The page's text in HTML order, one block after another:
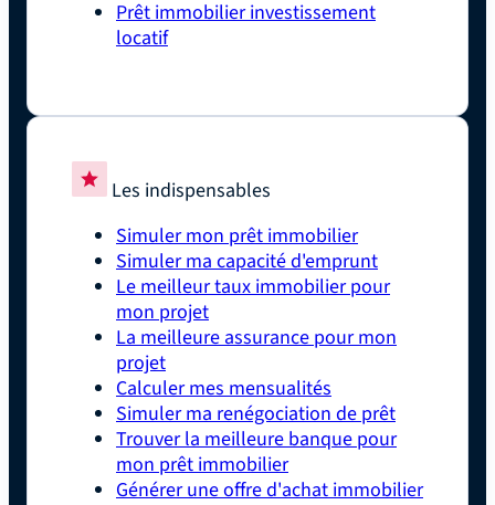
Prêt immobilier investissement
locatif
Les indispensables
Simuler mon prêt immobilier
Simuler ma capacité d'emprunt
Le meilleur taux immobilier pour
mon projet
La meilleure assurance pour mon
projet
Calculer mes mensualités
Simuler ma renégociation de prêt
Trouver la meilleure banque pour
mon prêt immobilier
Générer une offre d'achat immobilier